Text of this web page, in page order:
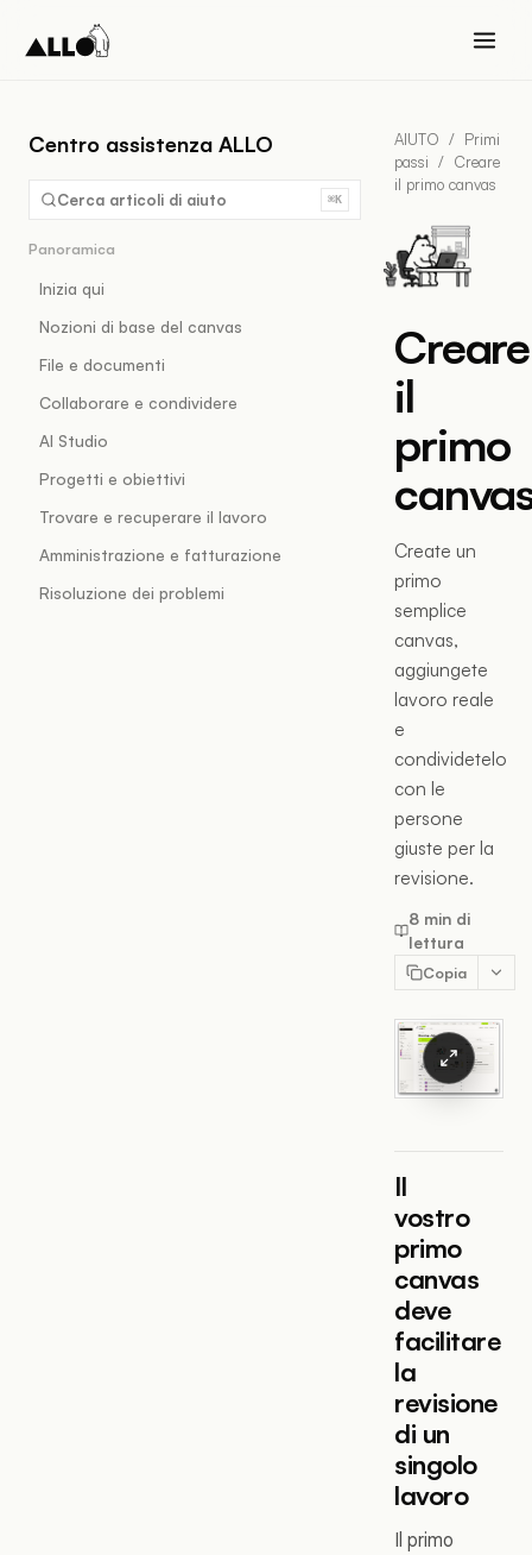
Centro assistenza ALLO
Cerca articoli di aiuto ⌘K
Panoramica
Inizia qui
Nozioni di base del canvas
File e documenti
Collaborare e condividere
AI Studio
Progetti e obiettivi
Trovare e recuperare il lavoro
Amministrazione e fatturazione
Risoluzione dei problemi
AIUTO / Primi
passi / Creare
il primo canvas
Creare
il
primo
Create un
primo
semplice
canvas,
aggiungete
lavoro reale
e
condividetelo
con le
persone
giuste per la
revisione.
8 min di
lettura
Copia
Il
vostro
primo
canvas
deve
facilitare
la
revisione
di un
singolo
lavoro
Il primo